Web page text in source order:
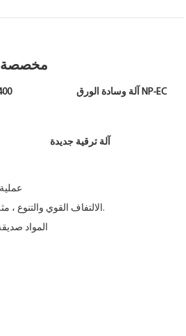
ورقة العسل HP50-02 آلة وسادة الهواء MA400 آلة وسادة الورق NP-EC
*الالتفاف القوي والتنوع ، مثل المنتجات الهشة ، والمنتجات الزجاجية ، والأشياء الثمينة ، إلخ.
*المواد صديقة للبيئة 100 ٪ ويمكن إعادة